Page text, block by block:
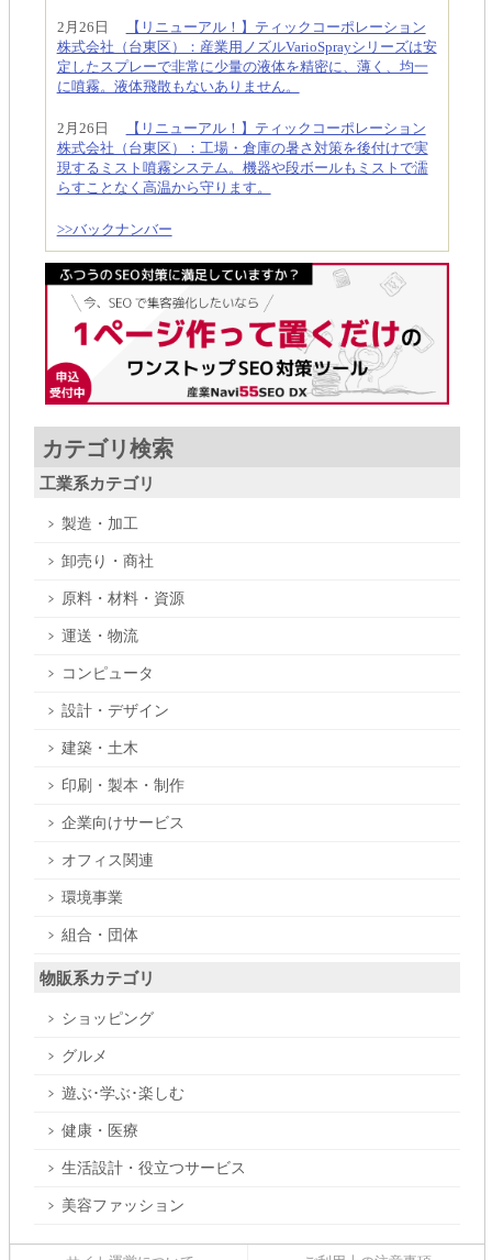
2月26日
【リニューアル！】ティックコーポレーション
株式会社（台東区）：産業用ノズルVarioSprayシリーズは安
定したスプレーで非常に少量の液体を精密に、薄く、均一
に噴霧。液体飛散もないありません。
2月26日
【リニューアル！】ティックコーポレーション
株式会社（台東区）：工場・倉庫の暑さ対策を後付けで実
現するミスト噴霧システム。機器や段ボールもミストで濡
らすことなく高温から守ります。
>>バックナンバー
カテゴリ検索
工業系カテゴリ
製造・加工
卸売り・商社
原料・材料・資源
運送・物流
コンピュータ
設計・デザイン
建築・土木
印刷・製本・制作
企業向けサービス
オフィス関連
環境事業
組合・団体
物販系カテゴリ
ショッピング
グルメ
遊ぶ･学ぶ･楽しむ
健康・医療
生活設計・役立つサービス
美容ファッション